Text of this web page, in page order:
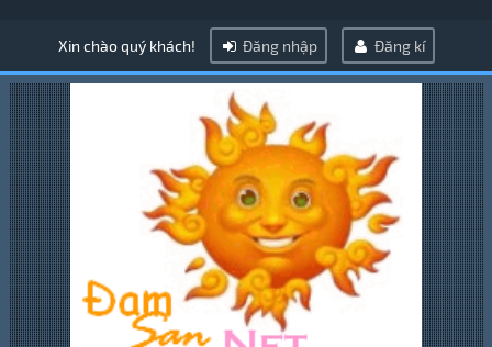
Xin chào quý khách! Đăng nhập Đăng kí